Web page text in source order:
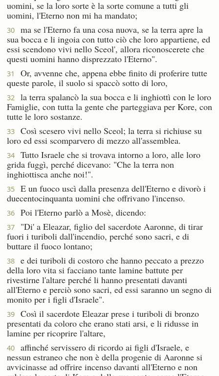
uomini, se la loro sorte è la sorte comune a tutti gli
uomini, l'Eterno non mi ha mandato;
30
ma se l'Eterno fa una cosa nuova, se la terra apre la
sua bocca e li ingoia con tutto ciò che loro appartiene, ed
essi scendono vivi nello Sceol', allora riconoscerete che
questi uomini hanno disprezzato l'Eterno".
31
Or, avvenne che, appena ebbe finito di proferire tutte
queste parole, il suolo si spaccò sotto di loro,
32
la terra spalancò la sua bocca e li inghiottì con le loro
Famiglie, con tutta la gente che parteggiava per Kore, con
tutte le loro sostanze.
33
Così scesero vivi nello Sceol; la terra si richiuse su
loro ed essi scomparvero di mezzo all'assemblea.
34
Tutto Israele che si trovava intorno a loro, alle loro
grida fuggì, perché dicevano: "Che la terra non
inghiottisca anche noi!".
35
E un fuoco uscì dalla presenza dell'Eterno e divorò i
duecentocinquanta uomini che offrivano l'incenso.
36 Poi l'Eterno parlò a Mosè, dicendo:
37
"Di' a Eleazar, figlio del sacerdote Aaronne, di tirar
fuori i turiboli dall'incendio, perché sono sacri, e di
buttare il fuoco lontano;
38
e dei turiboli di costoro che hanno peccato a prezzo
della loro vita si facciano tante lamine battute per
rivestirne l'altare perché li hanno presentati davanti
all'Eterno e perciò sono sacri, ed essi saranno un segno di
monito per i figli d'Israele".
39
Così il sacerdote Eleazar prese i turiboli di bronzo
presentati da coloro che erano stati arsi, e li ridusse in
lamine per ricoprire l'altare,
40
affinché servissero di ricordo ai figli d'Israele, e
nessun estraneo che non è della progenie di Aaronne si
avvicinasse ad offrire incenso davanti all'Eterno e non